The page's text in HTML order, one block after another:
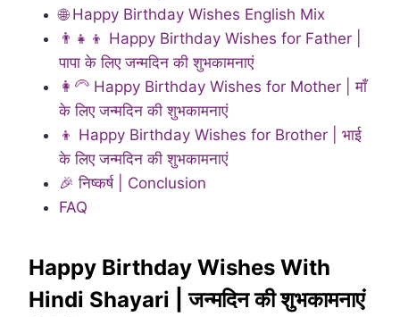
🌐 Happy Birthday Wishes English Mix
👨‍👧‍👦 Happy Birthday Wishes for Father |
पापा के लिए जन्मदिन की शुभकामनाएं
👩‍🦳 Happy Birthday Wishes for Mother | माँ
के लिए जन्मदिन की शुभकामनाएं
👦 Happy Birthday Wishes for Brother | भाई
के लिए जन्मदिन की शुभकामनाएं
🎉 निष्कर्ष | Conclusion
FAQ
Happy Birthday Wishes With
Hindi Shayari | जन्मदिन की शुभकामनाएं